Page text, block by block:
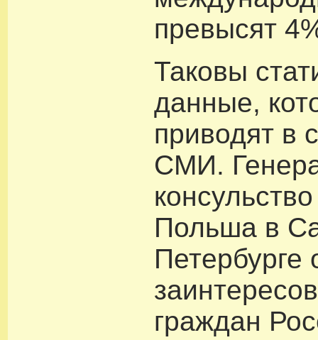
превысят
Таковы
данные,
приводят в
СМИ.
Польша в
Петербурге
граждан